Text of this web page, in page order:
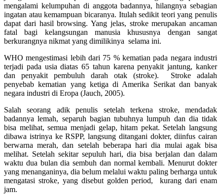
mengalami kelumpuhan di anggota badannya, hilangnya sebagian
ingatan atau kemampuan bicaranya. Itulah sedikit teori yang penulis
dapat dari hasil browsing. Yang jelas, stroke merupakan ancaman
fatal bagi kelangsungan manusia khususnya dengan sangat
berkurangnya nikmat yang dimilikinya selama ini.
WHO mengestimasi lebih dari 75 % kematian pada negara industri
terjadi pada usia diatas 65 tahun karena penyakit jantung, kanker
dan penyakit pembuluh darah otak (stroke). Stroke adalah
penyebab kematian yang ketiga di Amerika Serikat dan banyak
negara industri di Eropa (Jauch, 2005).
Salah seorang adik penulis setelah terkena stroke, mendadak
badannya lemah, separuh bagian tubuhnya lumpuh dan dia tidak
bisa melihat, semua menjadi gelap, hitam pekat. Setelah langsung
dibawa istrinya ke RSPP, langsung ditangani dokter, diinfus cairan
berwarna merah, dan setelah beberapa hari dia mulai agak bisa
melihat. Setelah sekitar sepuluh hari, dia bisa berjalan dan dalam
waktu dua bulan dia sembuh dan normal kembali. Menurut dokter
yang menanganinya, dia belum melalui waktu paling berharga untuk
mengatasi stroke, yang disebut golden period, kurang dari enam
jam.